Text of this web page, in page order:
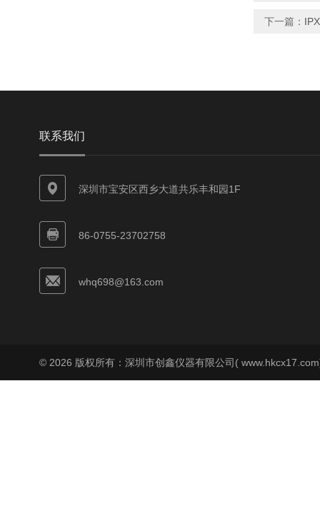
下一篇：
联系我们
深圳市宝安区西乡大道共乐丰和园1F
86-0755-23702758
whq698@163.com
© 2026 版权所有：深圳市创鑫仪器有限公司(